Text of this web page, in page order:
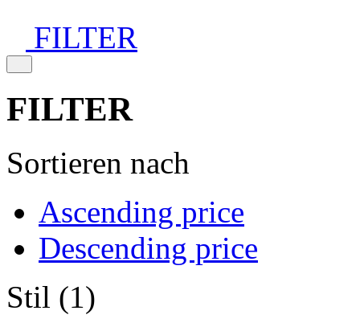
FILTER
FILTER
Sortieren nach
Ascending price
Descending price
Stil (1)